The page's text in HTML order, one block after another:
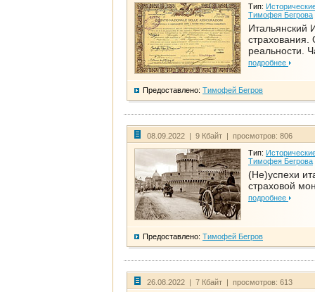
Тип:
Тимофея Бегрова
Итальянский
страхования.
реальности.
подробнее
Предоставлено: Тимофей Бегров
08.09.2022 | 9 Кбайт | просмотров: 806
Тип:
Тимофея Бегрова
(Не)успехи
страховой
подробнее
Предоставлено: Тимофей Бегров
26.08.2022 | 7 Кбайт | просмотров: 613